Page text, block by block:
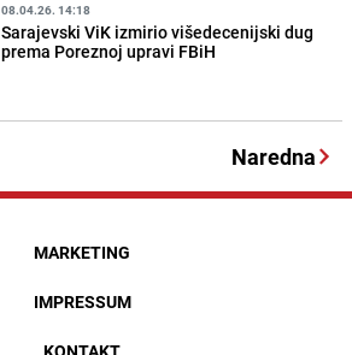
08.04.26. 14:18
Sarajevski ViK izmirio višedecenijski dug
prema Poreznoj upravi FBiH
Naredna
MARKETING
IMPRESSUM